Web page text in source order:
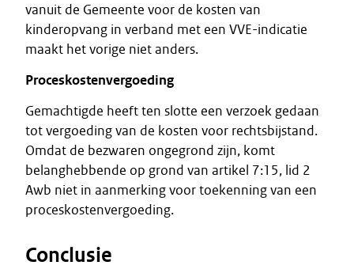
vanuit de Gemeente voor de kosten van
kinderopvang in verband met een VVE-indicatie
maakt het vorige niet anders.
Proceskostenvergoeding
Gemachtigde heeft ten slotte een verzoek gedaan
tot vergoeding van de kosten voor rechtsbijstand.
Omdat de bezwaren ongegrond zijn, komt
belanghebbende op grond van artikel 7:15, lid 2
Awb niet in aanmerking voor toekenning van een
proceskostenvergoeding.
Conclusie